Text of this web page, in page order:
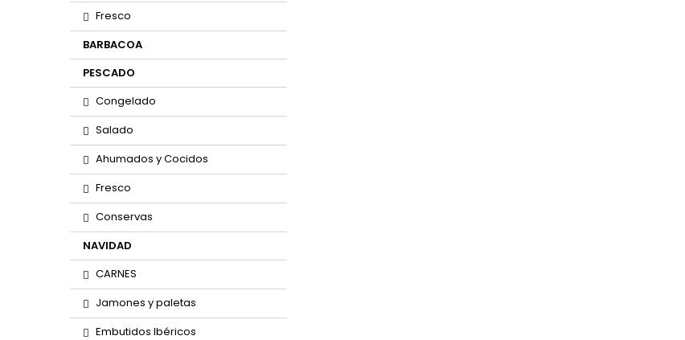
Fresco
BARBACOA
PESCADO
Congelado
Salado
Ahumados y Cocidos
Fresco
Conservas
NAVIDAD
CARNES
Jamones y paletas
Embutidos Ibéricos